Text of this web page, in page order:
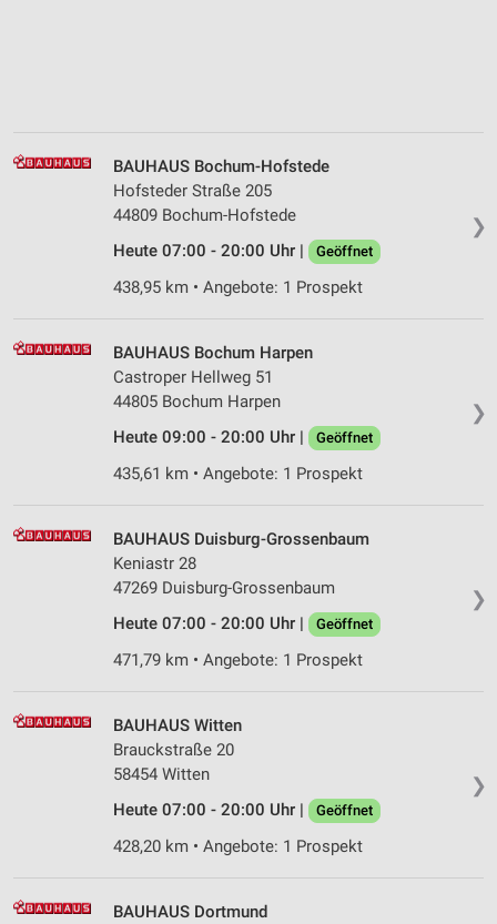
❯
BAUHAUS Bochum-Hofstede
Hofsteder Straße 205
44809 Bochum-Hofstede
Heute 07:00 - 20:00 Uhr |
Geöffnet
438,95 km • Angebote: 1 Prospekt
❯
BAUHAUS Bochum Harpen
Castroper Hellweg 51
44805 Bochum Harpen
Heute 09:00 - 20:00 Uhr |
Geöffnet
435,61 km • Angebote: 1 Prospekt
❯
BAUHAUS Duisburg-Grossenbaum
Keniastr 28
47269 Duisburg-Grossenbaum
Heute 07:00 - 20:00 Uhr |
Geöffnet
471,79 km • Angebote: 1 Prospekt
❯
BAUHAUS Witten
Brauckstraße 20
58454 Witten
Heute 07:00 - 20:00 Uhr |
Geöffnet
428,20 km • Angebote: 1 Prospekt
BAUHAUS Dortmund